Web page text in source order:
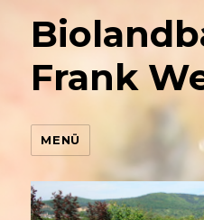
Frank
MENÜ